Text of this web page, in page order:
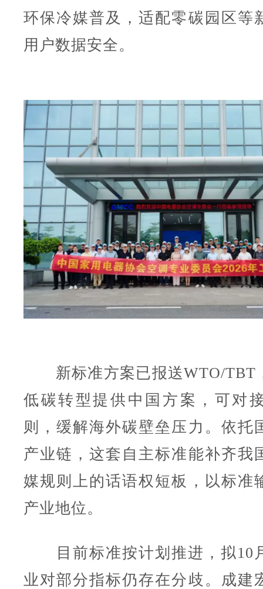
环保冷媒普及，适配零碳园区等
用户数据安全。
新标准方案已报送WTO/TBT
低碳转型提供中国方案，可对
则，缓解海外碳壁垒压力。依托
产业链，这套自主标准能补齐我
媒规则上的话语权短板，以标准
产业地位。
目前标准按计划推进，拟10
业对部分指标仍存在分歧。成建